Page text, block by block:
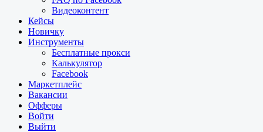
Видеоконтент
Кейсы
Новичку
Инструменты
Бесплатные прокси
Калькулятор
Facebook
Маркетплейс
Вакансии
Офферы
Войти
Выйти